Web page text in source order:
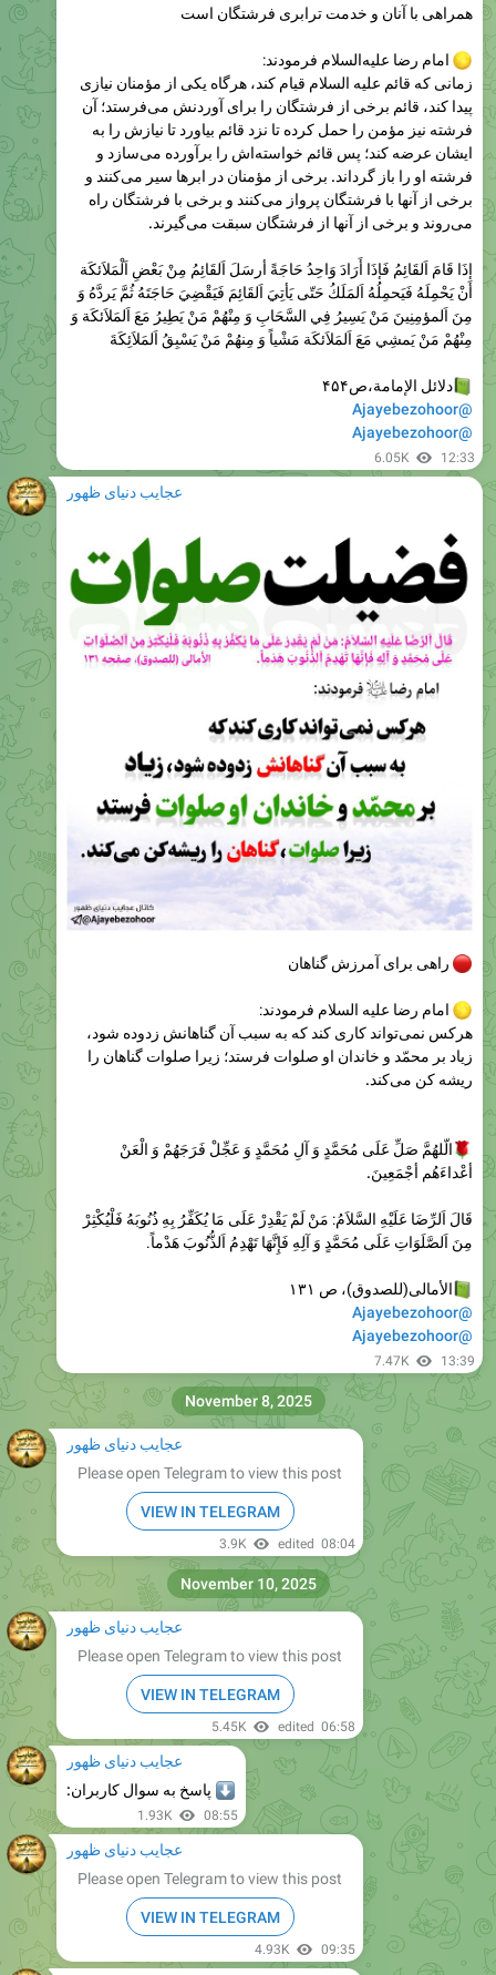
امام رضا عليه‌السلام فرمودند:
پیدا کند، قائم برخی از فرشتگان را برای آوردنش می‌فرستد؛ آن
فرشته نیز مؤمن را حمل كرده تا نزد قائم بیاورد تا نیازش را به
ایشان عرضه كند؛ پس قائم خواسته‌اش را برآورده می‌سازد و
فرشته او را باز گرداند. برخی از مؤمنان در ابرها سیر می‌کنند و
برخی از آنها با فرشتگان پرواز می‌کنند و برخی با فرشتگان راه
می‌روندو برخى از آنها از فرشتگان سبقت می‌گیرند.
إذَا قَامَ اَلقَائِمُ فَإذَا أَرَادَ وَاحِدُ حَاجَةً أرسَلَ اَلقَائِمُ مِنْ بَعْضِ اَلْمَلاَئكَة
مِنَ اَلمؤمِنِينَ مَنْ يَسِيرُ فِي السَّحَابِ وَ مِنْهُمْ مَنْ يَطِيرُ مَعَ اَلمَلاَئكَة وَ
مِنْهُمْ مَنْ يَمشِي مَعَ اَلمَلاَئكَة مَشْياً وَ مِنهُمْ مَنْ يَسْبِقُ اَلمَلاَئِكَةَ
دلائل الإمامة،ص۴۵۴
@Ajayebezohoor
6.05K 12:33
راهی برای آمرزش گناهان
امام رضا علیه السلام فرمودند:
زياد بر محمّد و خاندان او صلوات فرستد؛ زيرا صلوات گناهان را
ريشه كن مى‌كند.
قَالَ اَلرِّضَا عَلَيْهِ السَّلاَمُ: مَنْ لَمْ يَقْدِرْ عَلَی‌ مَا يُكَفِّرُ بِهِ ذُنُوبَهُ فَلْيُكْثِرْ
الأمالی(للصدوق)، ص ۱۳۱
@Ajayebezohoor
7.47K 13:39
عجایب دنیای ظهور
Please open Telegram to view this post
VIEW IN TELEGRAM
3.9K edited
عجایب دنیای ظهور
Please open Telegram to view this post
VIEW IN TELEGRAM
5.45K edited
November 10, 2025
عجایب دنیای ظهور
⬇️پاسخ به سوال کاربران:
1.93K
عجایب دنیای ظهور
Please open Telegram to view this post
VIEW IN TELEGRAM
4.93K
عجایب دنیای ظهور
Please open Telegram to view this post